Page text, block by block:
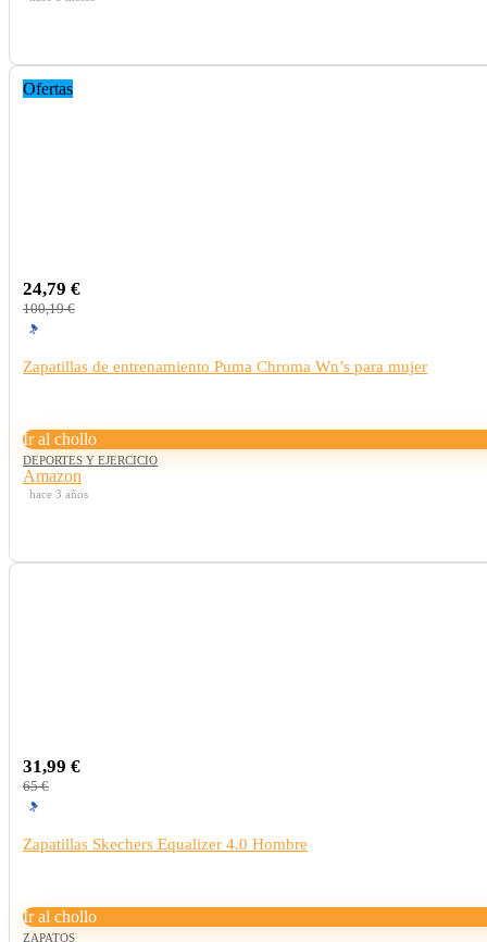
Ofertas
24,79 €
100,19 €
Zapatillas de entrenamiento Puma Chroma Wn’s para mujer
Ir al chollo
DEPORTES Y EJERCICIO
Amazon
hace 3 años
31,99 €
65 €
Zapatillas Skechers Equalizer 4.0 Hombre
Ir al chollo
ZAPATOS